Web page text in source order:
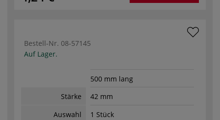
Bestell-Nr. 08-57145
Auf Lager.
500 mm lang
Stärke
42 mm
Auswahl
1 Stück